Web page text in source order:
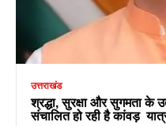
उत्तराखंड
श्रद्धा, सुरक्षा और सुगमता के
संचालित हो रही है कांवड़